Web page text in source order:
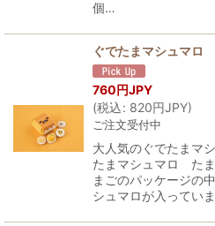
個…
ぐでたまマシュマロ
760円JPY
(税込: 820円JPY)
ご注文受付中
大人気のぐでたまマ
たまマシュマロ た
まごのパッケージの
シュマロが入ってい